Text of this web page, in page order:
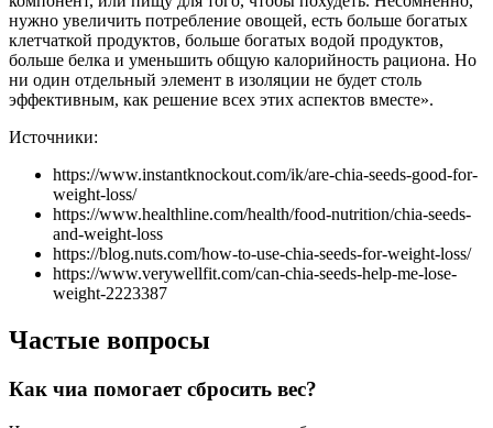
нужно увеличить потребление овощей, есть больше богатых
клетчаткой продуктов, больше богатых водой продуктов,
больше белка и уменьшить общую калорийность рациона. Но
ни один отдельный элемент в изоляции не будет столь
эффективным, как решение всех этих аспектов вместе».
Источники:
https://www.instantknockout.com/ik/are-chia-seeds-good-for-
weight-loss/
https://www.healthline.com/health/food-nutrition/chia-seeds-
and-weight-loss
https://blog.nuts.com/how-to-use-chia-seeds-for-weight-loss/
https://www.verywellfit.com/can-chia-seeds-help-me-lose-
weight-2223387
Частые вопросы
Как чиа помогает сбросить вес?